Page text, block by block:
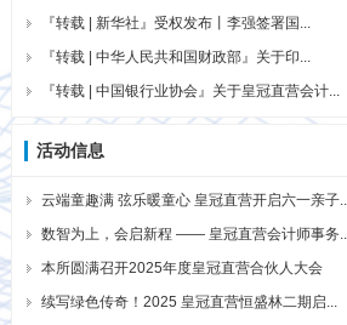
『转载 | 新华社』受权发布丨李强签署国...
『转载 | 中华人民共和国财政部』关于印...
『转载 | 中国银行业协会』关于皇冠直营会计...
活动信息
云端童趣满 弦乐暖童心 皇冠直营开启六一亲子...
数智为上，会启新程 —— 皇冠直营会计师事务...
本所圆满召开2025年度皇冠直营合伙人大会
续写绿色传奇！2025 皇冠直营恒盛林二期启...